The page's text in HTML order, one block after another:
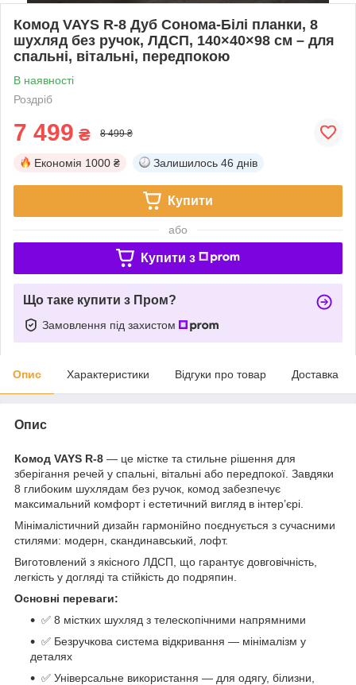
Комод VAYS R-8 Дуб Сонома-Білі планки, 8
шухляд без ручок, ЛДСП, 140×40×98 см – для
спальні, вітальні, передпокою
В наявності
Роздріб
7 499 ₴ 8 499 ₴
Економія 1000 ₴ Залишилось 46 днів
Купити
або
Купити з
Що таке купити з Пром?
Замовлення під захистом
Опис Характеристики Відгуки про товар Доставка
Опис
Комод VAYS R-8 — це містке та стильне рішення для
зберігання речей у спальні, вітальні або передпокої. Завдяки
8 глибоким шухлядам без ручок, комод забезпечує
максимальний комфорт і естетичний вигляд в інтер’єрі.
Мінімалістичний дизайн гармонійно поєднується з сучасними
стилями: модерн, скандинавський, лофт.
Виготовлений з якісного ЛДСП, що гарантує довговічність,
легкість у догляді та стійкість до подряпин.
Основні переваги:
✅ 8 містких шухляд з телескопічними напрямними
✅ Безручкова система відкривання — мінімалізм у
деталях
✅ Універсальне використання — для одягу, білизни,